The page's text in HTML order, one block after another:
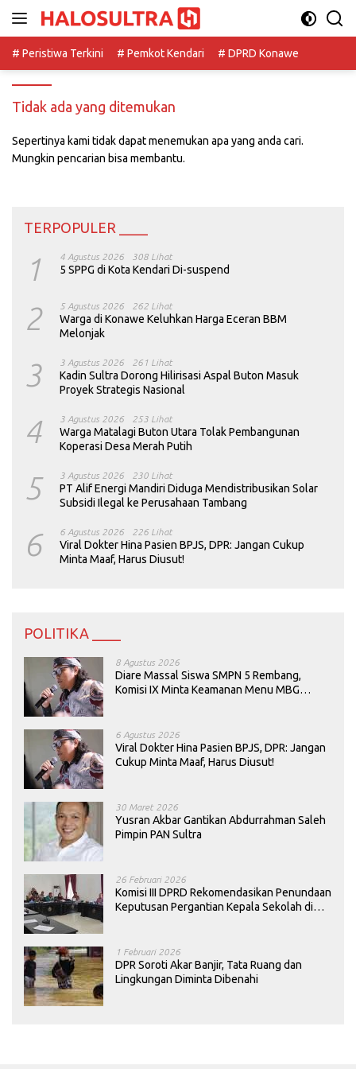
# Peristiwa Terkini
# Pemkot Kendari # DPRD Konawe
Tidak ada yang ditemukan
Sepertinya kami tidak dapat menemukan apa yang anda cari.
Mungkin pencarian bisa membantu.
TERPOPULER ____
1 4 Agustus 2026 308 Lihat
5 SPPG di Kota Kendari Di-suspend
2 5 Agustus 2026 262 Lihat
Warga di Konawe Keluhkan Harga Eceran BBM
Melonjak
3 3 Agustus 2026 261 Lihat
Kadin Sultra Dorong Hilirisasi Aspal Buton Masuk
Proyek Strategis Nasional
4 3 Agustus 2026 253 Lihat
Warga Matalagi Buton Utara Tolak Pembangunan
Koperasi Desa Merah Putih
5 3 Agustus 2026 230 Lihat
PT Alif Energi Mandiri Diduga Mendistribusikan Solar
Subsidi Ilegal ke Perusahaan Tambang
6 6 Agustus 2026 226 Lihat
Viral Dokter Hina Pasien BPJS, DPR: Jangan Cukup
Minta Maaf, Harus Diusut!
POLITIKA ____
8 Agustus 2026
Diare Massal Siswa SMPN 5 Rembang,
Komisi IX Minta Keamanan Menu MBG
6 Agustus 2026
Viral Dokter Hina Pasien BPJS, DPR: Jangan
Cukup Minta Maaf, Harus Diusut!
30 Maret 2026
Yusran Akbar Gantikan Abdurrahman Saleh
Pimpin PAN Sultra
26 Februari 2026
Komisi III DPRD Rekomendasikan Penundaan
Keputusan Pergantian Kepala Sekolah di
1 Februari 2026
DPR Soroti Akar Banjir, Tata Ruang dan
Lingkungan Diminta Dibenahi